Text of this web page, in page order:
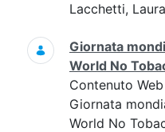
Lacchetti,
Giornata
World No
Contenuto Web
Giornata
World No